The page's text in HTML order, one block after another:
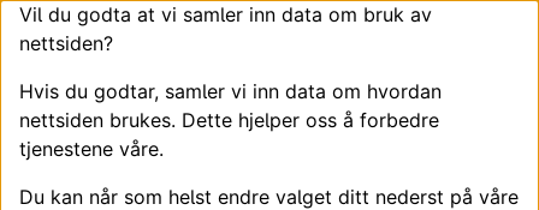
Vil du godta at vi samler inn data om bruk av
nettsiden?
Hvis du godtar, samler vi inn data om hvordan
nettsiden brukes. Dette hjelper oss å forbedre
tjenestene våre.
Du kan når som helst endre valget ditt nederst på våre